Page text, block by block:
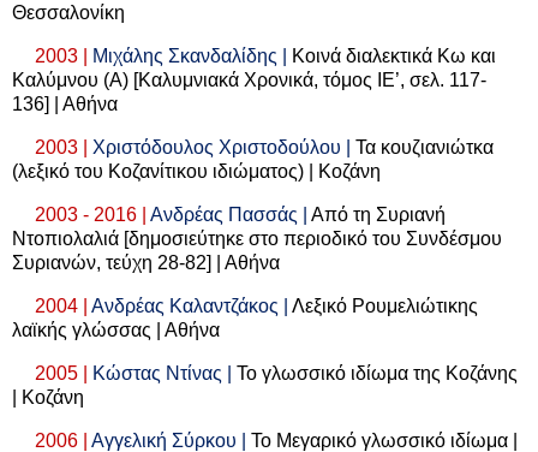
Θεσσαλονίκη
2003 | Μιχάλης Σκανδαλίδης |
Κοινά διαλεκτικά Κω και
Καλύμνου (Α) [Καλυμνιακά Χρονικά, τόμος ΙΕ’, σελ. 117-
136] | Αθήνα
2003 | Χριστόδουλος Χριστοδούλου | Τα κουζιανιώτκα
(λεξικό του Κοζανίτικου ιδιώματος) | Κοζάνη
2003 - 2016 | Ανδρέας Πασσάς | Από τη Συριανή
Ντοπιολαλιά [δημοσιεύτηκε στο περιοδικό του Συνδέσμου
Συριανών, τεύχη 28-82] | Αθήνα
2004 | Ανδρέας Καλαντζάκος | Λεξικό Ρουμελιώτικης
λαϊκής γλώσσας | Αθήνα
2005 | Κώστας Ντίνας | Το γλωσσικό ιδίωμα της Κοζάνης
| Κοζάνη
2006 | Αγγελική Σύρκου | Το Μεγαρικό γλωσσικό ιδίωμα |